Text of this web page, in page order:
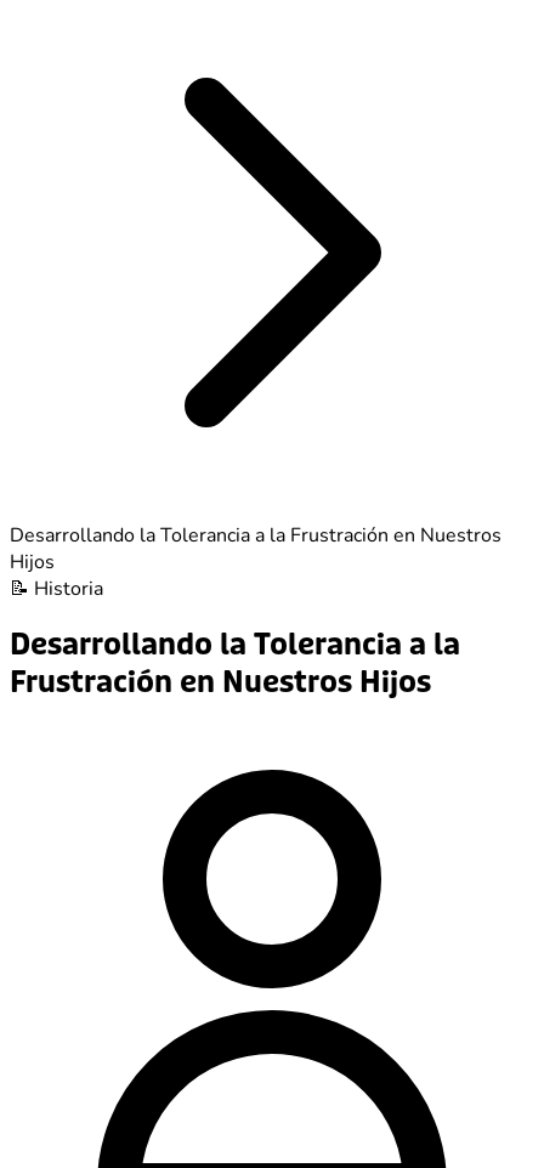
Desarrollando la Tolerancia a la Frustración en Nuestros
Hijos
📝 Historia
Desarrollando la Tolerancia a la
Frustración en Nuestros Hijos